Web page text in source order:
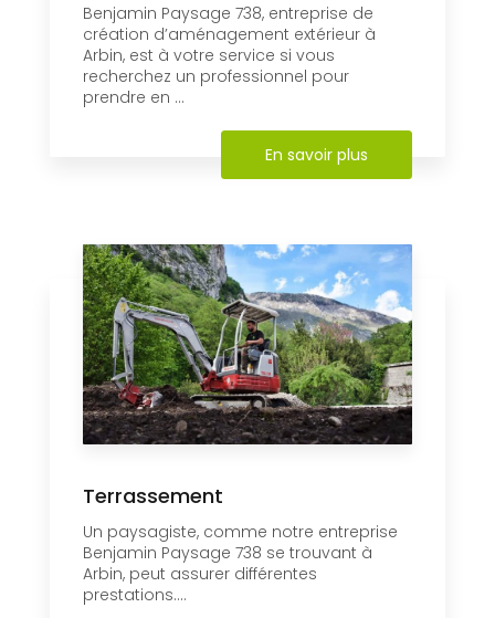
Benjamin Paysage 738, entreprise de
création d’aménagement extérieur à
Arbin, est à votre service si vous
recherchez un professionnel pour
prendre en ...
En savoir plus
Terrassement
Un paysagiste, comme notre entreprise
Benjamin Paysage 738 se trouvant à
Arbin, peut assurer différentes
prestations....